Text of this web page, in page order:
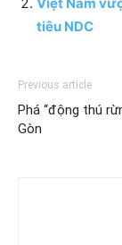
tiêu NDC
Previous article
Phá “động thú
Gòn